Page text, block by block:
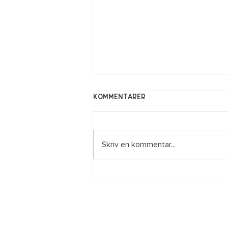
Kommentarer
Skriv en kommentar...